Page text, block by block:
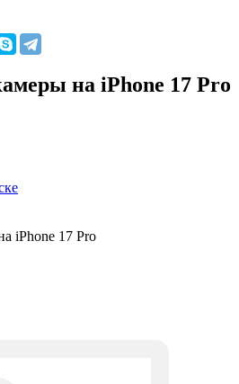
на iPhone 17 Pro
iPhone 17 Pro